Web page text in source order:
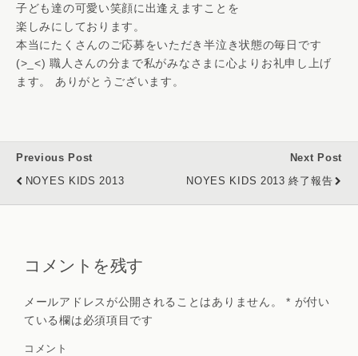
子ども達の可愛い笑顔に出逢えますことを
楽しみにしております。
本当にたくさんのご応募をいただき半泣き状態の毎日です
(>_<) 職人さんの分まで私がみなさまに心よりお礼申し上げ
ます。 ありがとうございます。
Previous Post
NOYES KIDS 2013
Next Post
NOYES KIDS 2013 終了報告
コメントを残す
メールアドレスが公開されることはありません。 * が付い
ている欄は必須項目です
コメント